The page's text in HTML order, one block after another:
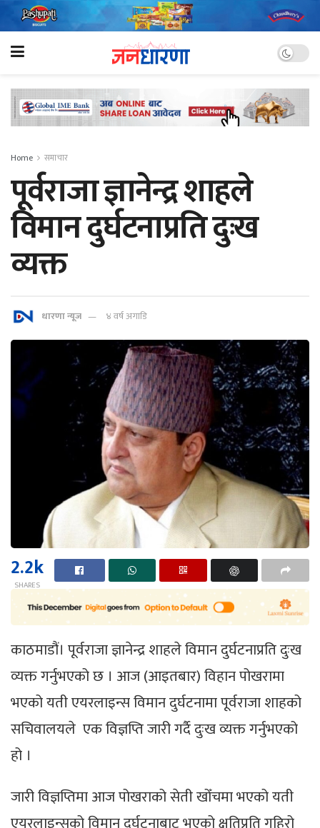
Home समाचार
पूर्वराजा ज्ञानेन्द्र शाहले
विमान दुर्घटनाप्रति दुःख
व्यक्त
धारणा न्यूज ४ वर्ष अगाडि
2.2k
SHARES
काठमाडौं। पूर्वराजा ज्ञानेन्द्र शाहले विमान दुर्घटनाप्रति दुःख
व्यक्त गर्नुभएको छ । आज (आइतबार) विहान पोखरामा
भएको यती एयरलाइन्स विमान दुर्घटनामा पूर्वराजा शाहको
सचिवालयले एक विज्ञप्ति जारी गर्दै दुःख व्यक्त गर्नुभएको
हो ।
जारी विज्ञप्तिमा आज पोखराको सेती खोँचमा भएको यती